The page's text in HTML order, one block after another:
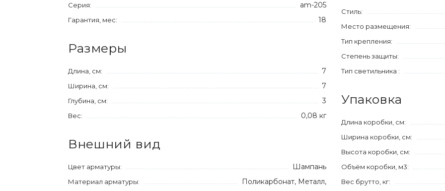
Серия: am-205
Гарантия, мес: 18
Размеры
Длина, см: 7
Ширина, см: 7
Глубина, см: 3
Вес: 0,08 кг
Внешний вид
Цвет арматуры: Шампань
Материал арматуры: Поликарбонат, Металл,
Стиль:
Место размещения:
Тип крепления:
Степень защиты:
Тип светильника :
Упаковка
Длина коробки, см:
Ширина коробки, см:
Высота коробки, см:
Объём коробки, м3:
Вес брутто, кг: